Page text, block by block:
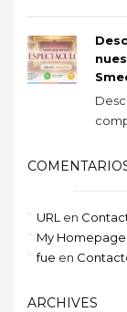
URL en
My Homepage
fue en
ARCHIVES